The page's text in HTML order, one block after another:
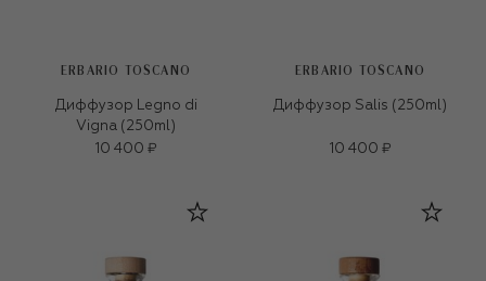
ERBARIO TOSCANO
Диффузор Legno di
Vigna (250ml)
10 400 ₽
ERBARIO TOSCANO
Диффузор Salis (250ml)
10 400 ₽